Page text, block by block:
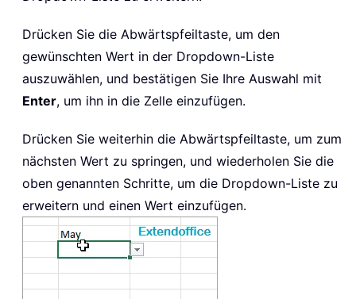
Drücken Sie die Abwärtspfeiltaste, um den
gewünschten Wert in der Dropdown-Liste
auszuwählen, und bestätigen Sie Ihre Auswahl mit
Enter, um ihn in die Zelle einzufügen.
Drücken Sie weiterhin die Abwärtspfeiltaste, um zum
nächsten Wert zu springen, und wiederholen Sie die
oben genannten Schritte, um die Dropdown-Liste zu
erweitern und einen Wert einzufügen.